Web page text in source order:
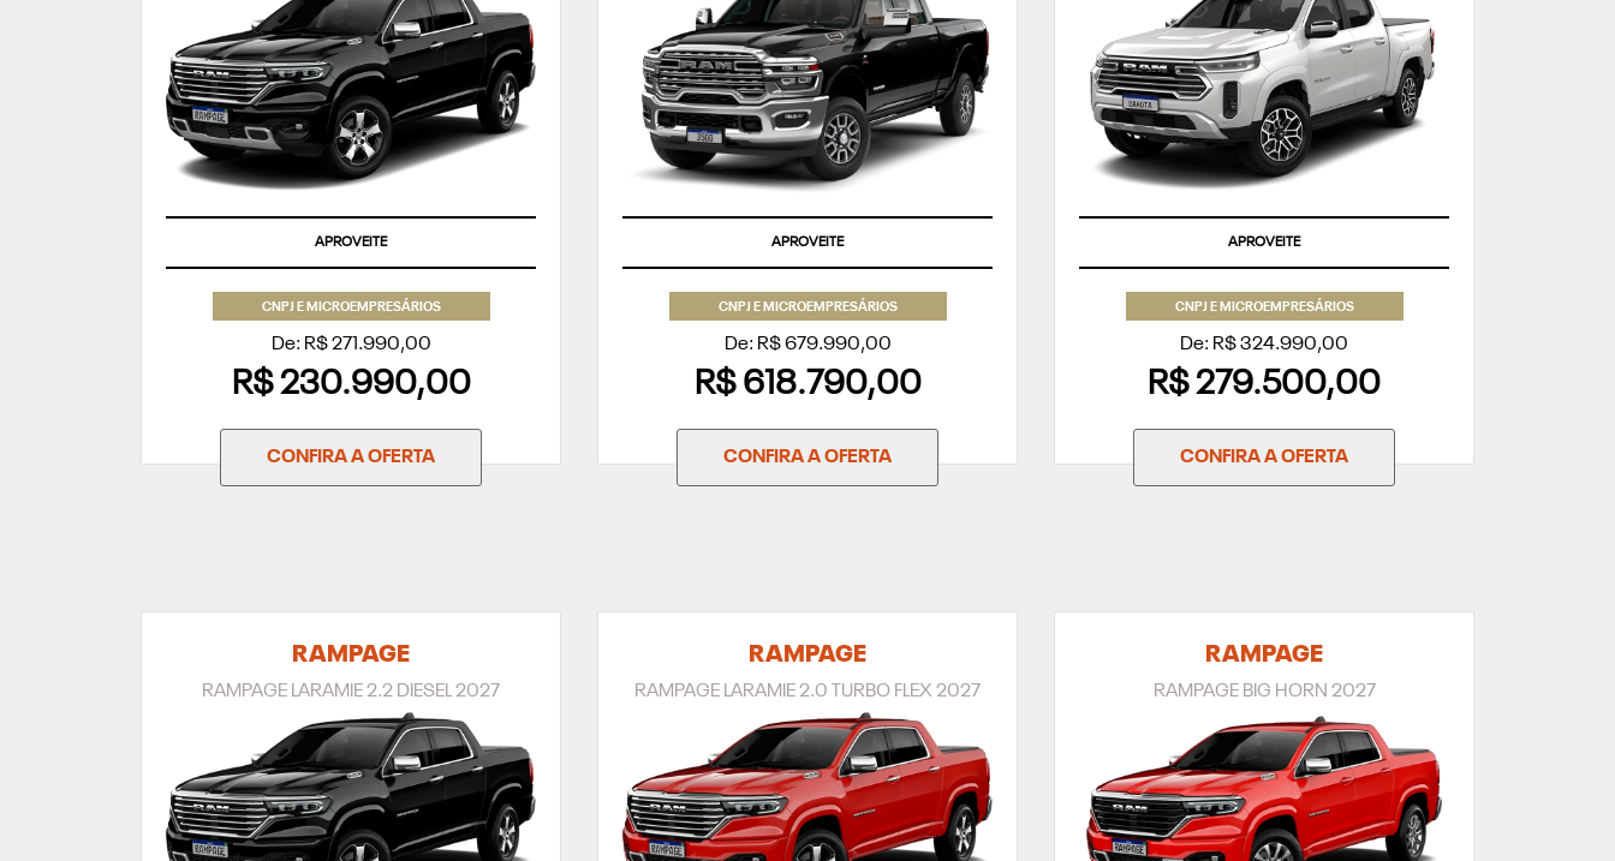
APROVEITE
CNPJ E MICROEMPRESÁRIOS
De: R$ 271.990,00
R$ 230.990,00
CONFIRA A OFERTA
APROVEITE
CNPJ E MICROEMPRESÁRIOS
De: R$ 679.990,00
R$ 618.790,00
CONFIRA A OFERTA
APROVEITE
CNPJ E MICROEMPRESÁRIOS
De: R$ 324.990,00
R$ 279.500,00
CONFIRA A OFERTA
RAMPAGE
RAMPAGE LARAMIE 2.2 DIESEL 2027
RAMPAGE
RAMPAGE LARAMIE 2.0 TURBO FLEX 2027
RAMPAGE
RAMPAGE BIG HORN 2027